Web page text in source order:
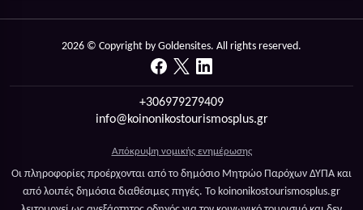
2026 © Copyright by Goldensites. All rights reserved.
+306979279409
info@koinonikostourismosplus.gr
Απόκρυψη νομικής ενημέρωσης
Οι πληροφορίες προέρχονται από το δημόσιο Μητρώο Παρόχων ΔΥΠΑ και
από λοιπές δημόσια διαθέσιμες πηγές. Το koinonikostourismosplus.gr